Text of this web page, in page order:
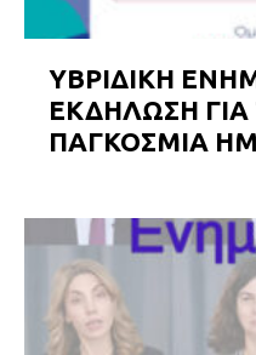
ΥΒΡΙΔΙΚΗ
ΕΚΔΗΛΩΣΗ
ΠΑΓΚΟΣΜΙΑ